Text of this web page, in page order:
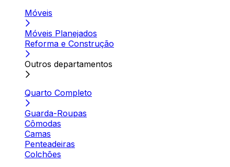
Móveis
Móveis Planejados
Reforma e Construção
Outros departamentos
Quarto Completo
Guarda-Roupas
Cômodas
Camas
Penteadeiras
Colchões